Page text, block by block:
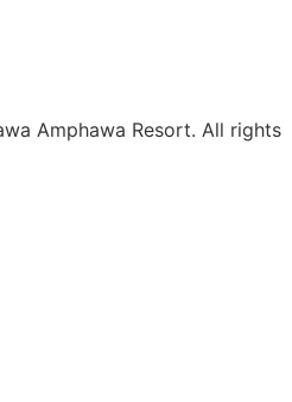
Amphawa Resort. All rights